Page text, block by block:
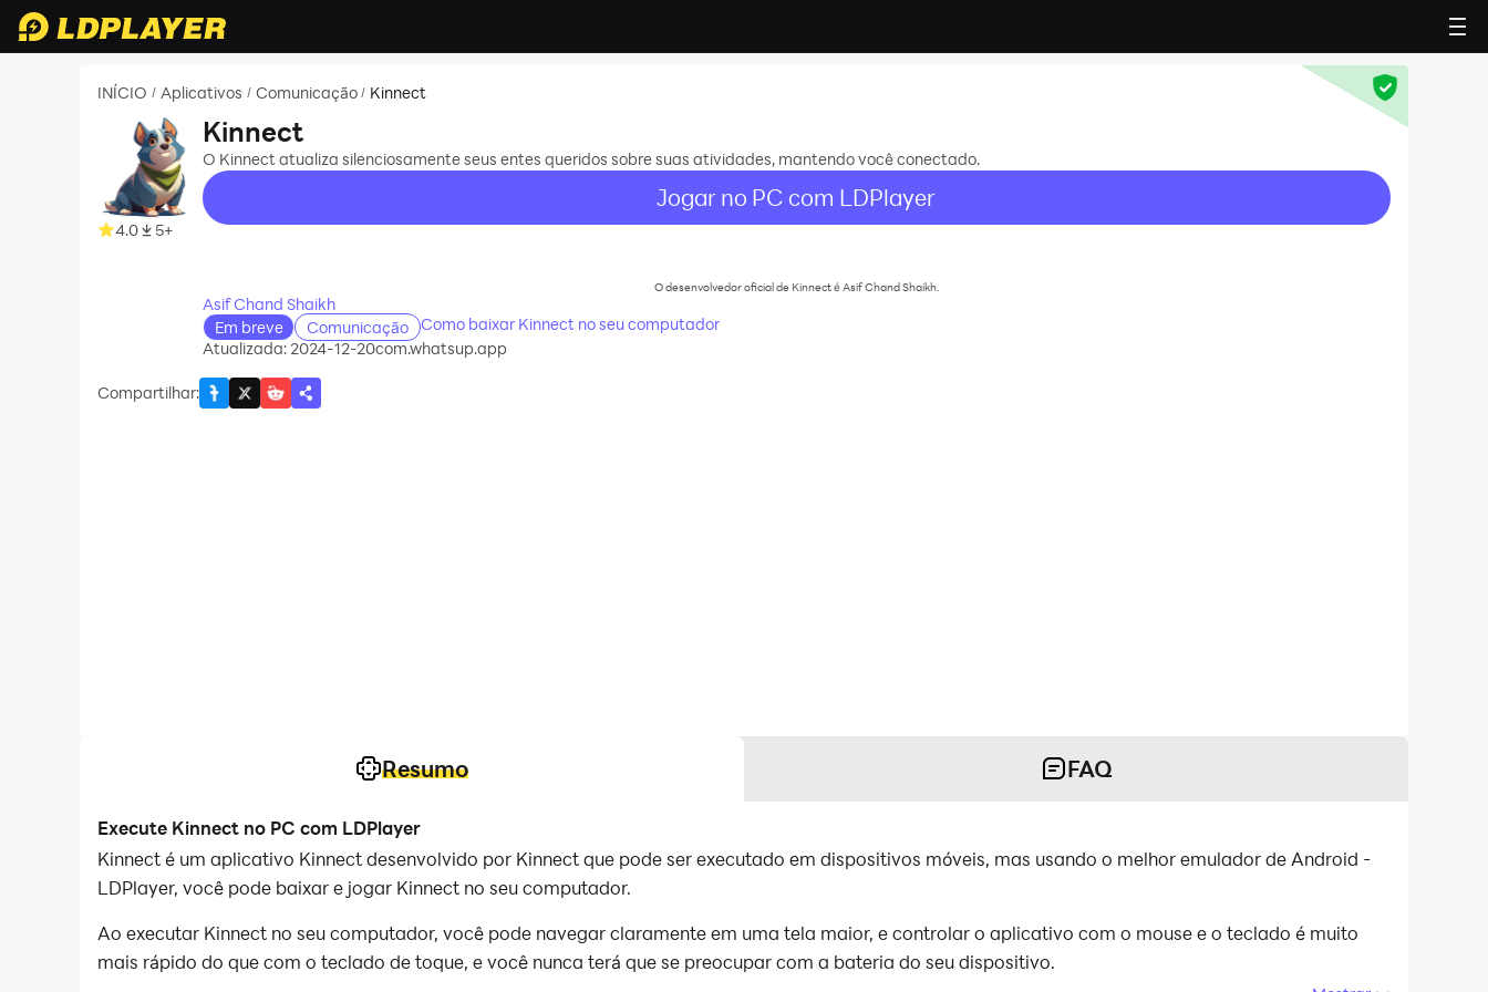
INÍCIO / Aplicativos / Comunicação / Kinnect
4.0 5+
Kinnect
O Kinnect atualiza silenciosamente seus entes queridos sobre suas atividades, mantendo você conectado.
Jogar no PC com LDPlayer
recommend
O desenvolvedor oficial de Kinnect é Asif Chand Shaikh.
Asif Chand Shaikh
Em breve
Comunicação
Como baixar Kinnect no seu computador
Atualizada: 2024-12-20com.whatsup.app
Compartilhar:
Resumo FAQ
Execute Kinnect no PC com LDPlayer
Kinnect é um aplicativo Kinnect desenvolvido por Kinnect que pode ser executado em dispositivos móveis, mas usando o melhor emulador de Android -
LDPlayer, você pode baixar e jogar Kinnect no seu computador.
Ao executar Kinnect no seu computador, você pode navegar claramente em uma tela maior, e controlar o aplicativo com o mouse e o teclado é muito
mais rápido do que com o teclado de toque, e você nunca terá que se preocupar com a bateria do seu dispositivo.